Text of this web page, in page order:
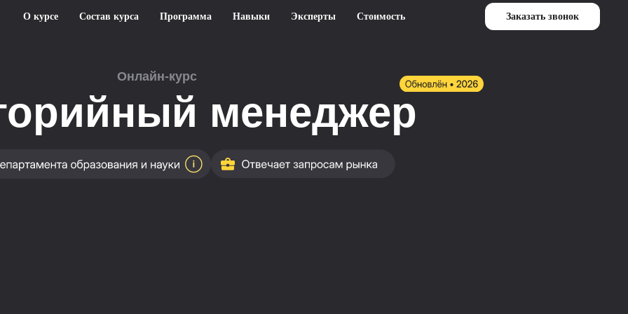
О курсе Состав курса Программа Навыки Эксперты Стоимость Заказать звонок
менеджер
Онлайн-курс